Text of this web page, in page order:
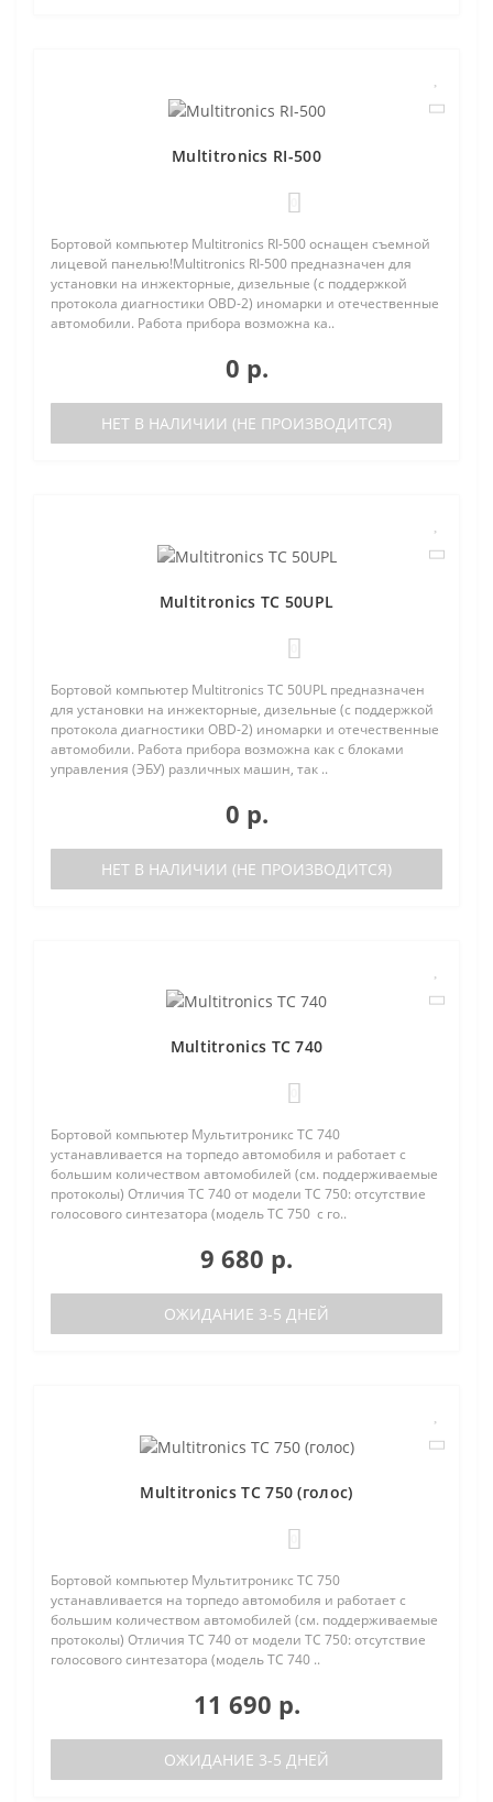
Multitronics RI-500
Бортовой компьютер Multitronics RI-500 оснащен съемной
лицевой панелью!Multitronics RI-500 предназначен для
установки на инжекторные, дизельные (с поддержкой
протокола диагностики OBD-2) иномарки и отечественные
автомобили. Работа прибора возможна ка..
0 р.
НЕТ В НАЛИЧИИ (НЕ ПРОИЗВОДИТСЯ)
Multitronics TC 50UPL
Бортовой компьютер Multitronics TC 50UPL предназначен
для установки на инжекторные, дизельные (с поддержкой
протокола диагностики OBD-2) иномарки и отечественные
автомобили. Работа прибора возможна как с блоками
управления (ЭБУ) различных машин, так ..
0 р.
НЕТ В НАЛИЧИИ (НЕ ПРОИЗВОДИТСЯ)
Multitronics TC 740
Бортовой компьютер Мультитроникс TC 740
устанавливается на торпедо автомобиля и работает с
большим количеством автомобилей (см. поддерживаемые
протоколы) Отличия TC 740 от модели TC 750: отсутствие
голосового синтезатора (модель TC 750 с го..
9 680 р.
ОЖИДАНИЕ 3-5 ДНЕЙ
Multitronics TC 750 (голос)
Бортовой компьютер Мультитроникс TC 750
устанавливается на торпедо автомобиля и работает с
большим количеством автомобилей (см. поддерживаемые
протоколы) Отличия TC 740 от модели TC 750: отсутствие
голосового синтезатора (модель TC 740 ..
11 690 р.
ОЖИДАНИЕ 3-5 ДНЕЙ